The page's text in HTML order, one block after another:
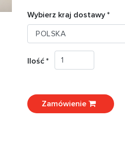
Wybierz kraj dostawy *
Ilość *
Zamówienie